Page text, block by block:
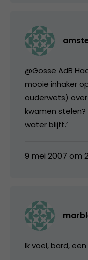
@Gosse AdB
mooie inhaker
ouderwets)
kwamen stelen?
water blijft.’
9 mei 2007 om
Ik voel, bard,